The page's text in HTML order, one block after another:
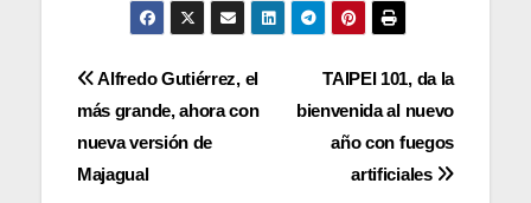
Navegación
de
entradas
TAIPEI 101, da la
bienvenida al nuevo
año con fuegos
artificiales
Alfredo Gutiérrez, el
más grande, ahora con
nueva versión de
Majagual